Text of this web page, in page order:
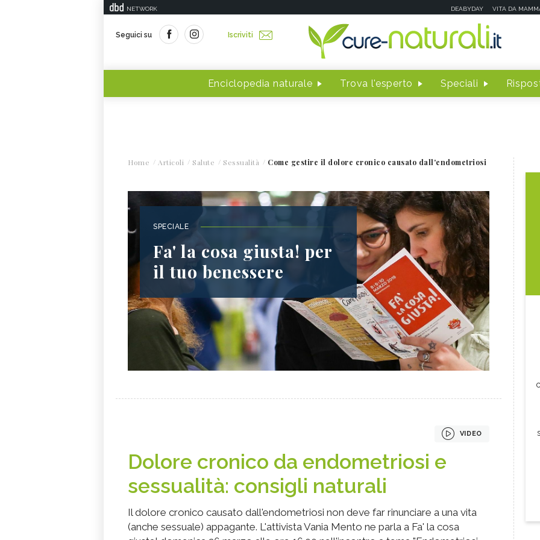
NETWORK DEABYDAY VITA DA
Seguici su Iscriviti
Enciclopedia naturale Trova l'esperto Speciali
Home Articoli Salute Sessualità Come gestire il dolore cronico causato dall'endometriosi
SPECIALE
Fa' la cosa giusta! per
il tuo benessere
VIDEO
Dolore cronico da endometriosi e
sessualità: consigli naturali
Il dolore cronico causato dall'endometriosi non deve far rinunciare a una vita
(anche sessuale) appagante. L'attivista Vania Mento ne parla a Fa' la cosa